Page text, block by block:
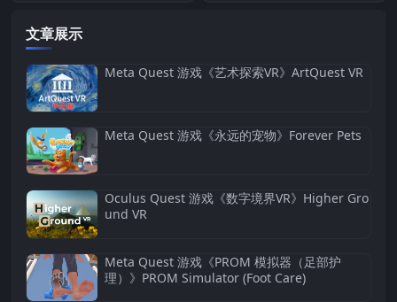
文章展示
Meta Quest 游戏《艺术探索VR》ArtQuest VR
Meta Quest 游戏《永远的宠物》Forever Pets
Oculus Quest 游戏《数字境界VR》Higher Gro
und VR
Meta Quest 游戏《PROM 模拟器（足部护
理）》PROM Simulator (Foot Care)